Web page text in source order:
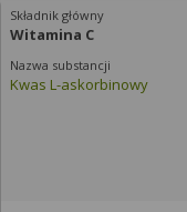
Witamina C
Kwas L-askorbinowy